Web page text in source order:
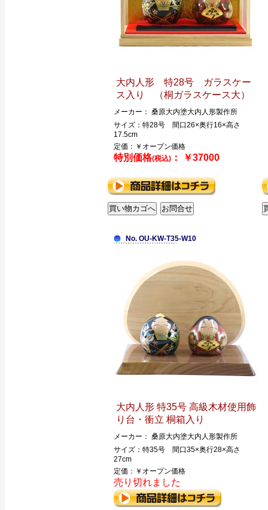
大内人形 特28号 ガラスケー
ス入り （桐ガラスケース大）
メーカー： 桑原大内塗大内人形製作所
サイズ：特28号 間口26×奥行16×高さ
17.5cm
定価：￥オープン価格
特別価格(税込)： ￥37000
No. OU-KW-T35-W10
大内人形 特35号 高級木材使用飾
り台・衝立 桐箱入り
メーカー： 桑原大内塗大内人形製作所
サイズ：特35号 間口35×奥行28×高さ
27cm
定価：￥オープン価格
売り切れました